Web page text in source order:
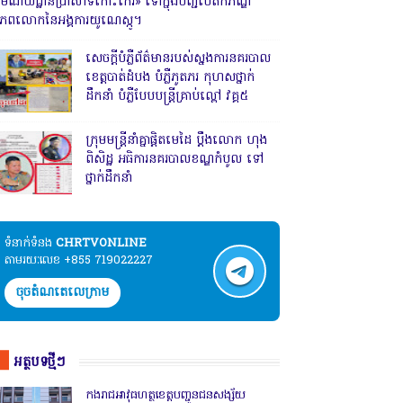
ពលោកនៃអង្គការយូណេស្កូ។
សេចក្តីបំភ្លឺព័ត៌មានរបស់ស្នងការនគរបាល
ខេត្តបាត់ដំបង បំភ្លឺភូតភរ កុហសថ្នាក់
ដឹកនាំ បំភ្លឺបែបបន្ត្រីគ្រាប់ល្ពៅ វគ្គ៥
ក្រុមមន្ត្រីនាំគ្នាផ្ដិតមេដៃ ប្ដឹងលោក ហុង
ពិសិដ្ឋ អធិការនគរបាលខណ្ឌកំបូល ទៅ
ថ្នាក់ដឹកនាំ
ទំនាក់ទំនង​​ CHRTVONLINE
តាមរយៈលេខ +855 719022227
ចុចតំណតេលេក្រាម
អត្ថបទថ្មីៗ
កងរាជឣាវុធហត្ថខេត្តបញ្ជូនជនសង្ស័យ